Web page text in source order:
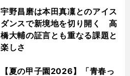
宇野昌磨は本田真凜とのアイス
ダンスで新境地を切り開く 高
橋大輔の証言とも重なる課題と
楽しさ
【夏の甲子園2026】「青春っ